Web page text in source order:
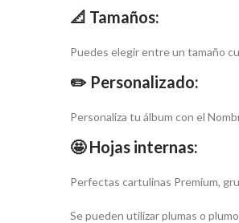
📐 Tamaños:
Puedes elegir entre un tamaño
✏️ Personalizado:
Personaliza tu álbum con el
🤩 Hojas internas:
Perfectas cartulinas Premium,
Se pueden utilizar plumas o